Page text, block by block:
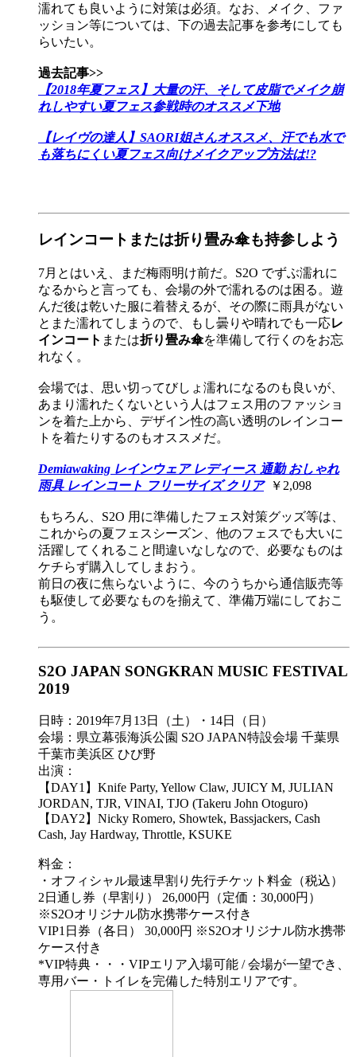
濡れても良いように対策は必須。なお、メイク、ファ
ッション等については、下の過去記事を参考にしても
らいたい。
過去記事>>
【2018年夏フェス】大量の汗、そして皮脂でメイク崩
れしやすい夏フェス参戦時のオススメ下地
【レイヴの達人】SAORI姐さんオススメ、汗でも水で
も落ちにくい夏フェス向けメイクアップ方法は!?
レインコートまたは折り畳み傘も持参しよう
7月とはいえ、まだ梅雨明け前だ。S2O でずぶ濡れに
なるからと言っても、会場の外で濡れるのは困る。遊
んだ後は乾いた服に着替えるが、その際に雨具がない
とまた濡れてしまうので、もし曇りや晴れでも一応レ
インコート または折り畳み傘を準備して行くのをお忘
れなく。
会場では、思い切ってびしょ濡れになるのも良いが、
あまり濡れたくないという人はフェス用のファッショ
ンを着た上から、デザイン性の高い透明のレインコー
トを着たりするのもオススメだ。
Demiawaking レインウェア レディース 通勤 おしゃれ
雨具 レインコート フリーサイズ クリア​￥2,098
もちろん、S2O 用に準備したフェス対策グッズ等は、
これからの夏フェスシーズン、他のフェスでも大いに
活躍してくれること間違いなしなので、必要なものは
ケチらず購入してしまおう。
前日の夜に焦らないように、今のうちから通信販売等
も駆使して必要なものを揃えて、準備万端にしておこ
う。
S2O JAPAN SONGKRAN MUSIC FESTIVAL
2019
日時：2019年7月13日（土）・14日（日）
会場：県立幕張海浜公園 S2O JAPAN特設会場 千葉県
千葉市美浜区 ひび野
出演：
【DAY1】Knife Party, Yellow Claw, JUICY M, JULIAN
JORDAN, TJR, VINAI, TJO (Takeru John Otoguro)
【DAY2】Nicky Romero, Showtek, Bassjackers, Cash
Cash, Jay Hardway, Throttle, KSUKE
料金：
・オフィシャル最速早割り先行チケット料金（税込）
2日通し券（早割り） 26,000円（定価：30,000円）
※S2Oオリジナル防水携帯ケース付き
VIP1日券（各日） 30,000円 ※S2Oオリジナル防水携帯
ケース付き
*VIP特典・・・VIPエリア入場可能 / 会場が一望でき、
専用バー・トイレを完備した特別エリアです。